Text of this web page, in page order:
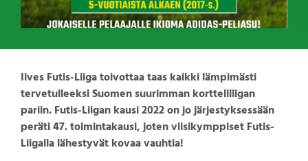
Ilves Futis-Liiga toivottaa taas kaikki lämpimästi
tervetulleeksi Suomen suurimman kortteliliigan
pariin. Futis-Liigan kausi 2022 on jo järjestyksessään
peräti 47. toimintakausi, joten viisikymppiset Futis-
Liigalla lähestyvät kovaa vauhtia!